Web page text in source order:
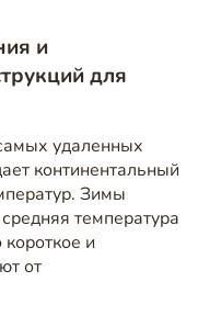
и
для
удаленных
континентальный
Зимы
температура
и
от